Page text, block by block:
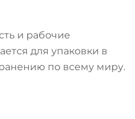
и рабочие
для упаковки в
по всему миру.